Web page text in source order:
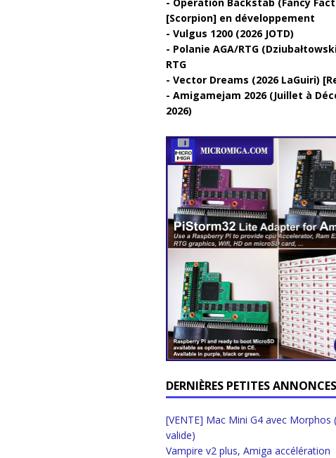
Operation Backstab (Fancy
[Scorpion] en développement
Vulgus 1200 (2026 JOTD)
Polanie AGA/RTG
RTG
Vector Dreams (2026 LaGuiri)
Amigamejam 2026 (Juillet à
2026)
DERNIÈRES PETITES ANNONCES
[VENTE] Mac Mini G4 avec Morphos
valide)
Vampire v2 plus, Amiga accélération